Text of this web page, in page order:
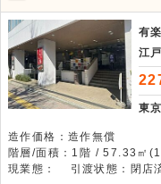
舗物件
有
江
東
造作価格：造作無償
階層/面積：1階 / 57.33㎡
現業態：
引渡状態：閉店